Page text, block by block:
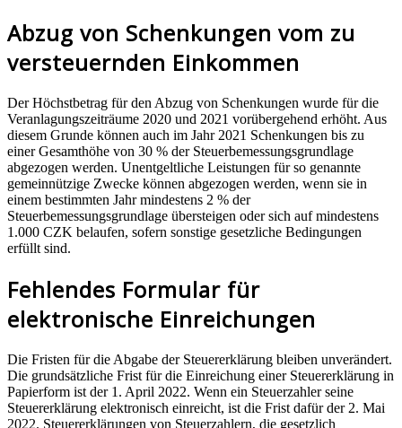
Abzug von Schenkungen vom zu
versteuernden Einkommen
Der Höchstbetrag für den Abzug von Schenkungen wurde für die
Veranlagungszeiträume 2020 und 2021 vorübergehend erhöht. Aus
diesem Grunde können auch im Jahr 2021 Schenkungen bis zu
einer Gesamthöhe von 30 % der Steuerbemessungsgrundlage
abgezogen werden. Unentgeltliche Leistungen für so genannte
gemeinnützige Zwecke können abgezogen werden, wenn sie in
einem bestimmten Jahr mindestens 2 % der
Steuerbemessungsgrundlage übersteigen oder sich auf mindestens
1.000 CZK belaufen, sofern sonstige gesetzliche Bedingungen
erfüllt sind.
Fehlendes Formular für
elektronische Einreichungen
Die Fristen für die Abgabe der Steuererklärung bleiben unverändert.
Die grundsätzliche Frist für die Einreichung einer Steuererklärung in
Papierform ist der 1. April 2022. Wenn ein Steuerzahler seine
Steuererklärung elektronisch einreicht, ist die Frist dafür der 2. Mai
2022. Steuererklärungen von Steuerzahlern, die gesetzlich